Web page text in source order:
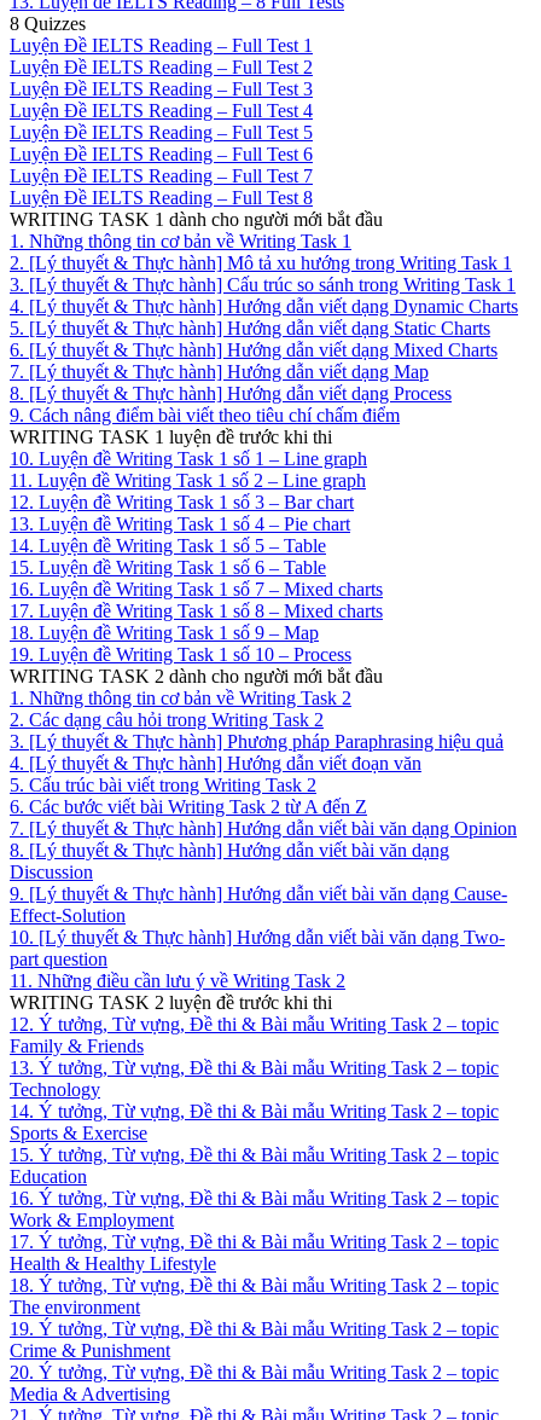
8 Quizzes
Luyện Đề IELTS Reading – Full Test 1
Luyện Đề IELTS Reading – Full Test 2
Luyện Đề IELTS Reading – Full Test 3
Luyện Đề IELTS Reading – Full Test 4
Luyện Đề IELTS Reading – Full Test 5
Luyện Đề IELTS Reading – Full Test 6
Luyện Đề IELTS Reading – Full Test 7
Luyện Đề IELTS Reading – Full Test 8
WRITING TASK 1 dành cho người mới bắt đầu
1. Những thông tin cơ bản về Writing Task 1
2. [Lý thuyết & Thực hành] Mô tả xu hướng trong Writing Task 1
3. [Lý thuyết & Thực hành] Cấu trúc so sánh trong Writing Task 1
4. [Lý thuyết & Thực hành] Hướng dẫn viết dạng Dynamic Charts
5. [Lý thuyết & Thực hành] Hướng dẫn viết dạng Static Charts
6. [Lý thuyết & Thực hành] Hướng dẫn viết dạng Mixed Charts
7. [Lý thuyết & Thực hành] Hướng dẫn viết dạng Map
8. [Lý thuyết & Thực hành] Hướng dẫn viết dạng Process
9. Cách nâng điểm bài viết theo tiêu chí chấm điểm
WRITING TASK 1 luyện đề trước khi thi
10. Luyện đề Writing Task 1 số 1 – Line graph
11. Luyện đề Writing Task 1 số 2 – Line graph
12. Luyện đề Writing Task 1 số 3 – Bar chart
13. Luyện đề Writing Task 1 số 4 – Pie chart
14. Luyện đề Writing Task 1 số 5 – Table
15. Luyện đề Writing Task 1 số 6 – Table
16. Luyện đề Writing Task 1 số 7 – Mixed charts
17. Luyện đề Writing Task 1 số 8 – Mixed charts
18. Luyện đề Writing Task 1 số 9 – Map
19. Luyện đề Writing Task 1 số 10 – Process
WRITING TASK 2 dành cho người mới bắt đầu
1. Những thông tin cơ bản về Writing Task 2
2. Các dạng câu hỏi trong Writing Task 2
3. [Lý thuyết & Thực hành] Phương pháp Paraphrasing hiệu quả
4. [Lý thuyết & Thực hành] Hướng dẫn viết đoạn văn
5. Cấu trúc bài viết trong Writing Task 2
6. Các bước viết bài Writing Task 2 từ A đến Z
7. [Lý thuyết & Thực hành] Hướng dẫn viết bài văn dạng Opinion
8. [Lý thuyết & Thực hành] Hướng dẫn viết bài văn dạng
Discussion
9. [Lý thuyết & Thực hành] Hướng dẫn viết bài văn dạng Cause-
Effect-Solution
10. [Lý thuyết & Thực hành] Hướng dẫn viết bài văn dạng Two-
part question
11. Những điều cần lưu ý về Writing Task 2
WRITING TASK 2 luyện đề trước khi thi
12. Ý tưởng, Từ vựng, Đề thi & Bài mẫu Writing Task 2 – topic
Family & Friends
13. Ý tưởng, Từ vựng, Đề thi & Bài mẫu Writing Task 2 – topic
Technology
14. Ý tưởng, Từ vựng, Đề thi & Bài mẫu Writing Task 2 – topic
Sports & Exercise
15. Ý tưởng, Từ vựng, Đề thi & Bài mẫu Writing Task 2 – topic
Education
16. Ý tưởng, Từ vựng, Đề thi & Bài mẫu Writing Task 2 – topic
Work & Employment
17. Ý tưởng, Từ vựng, Đề thi & Bài mẫu Writing Task 2 – topic
Health & Healthy Lifestyle
18. Ý tưởng, Từ vựng, Đề thi & Bài mẫu Writing Task 2 – topic
The environment
19. Ý tưởng, Từ vựng, Đề thi & Bài mẫu Writing Task 2 – topic
Crime & Punishment
20. Ý tưởng, Từ vựng, Đề thi & Bài mẫu Writing Task 2 – topic
Media & Advertising